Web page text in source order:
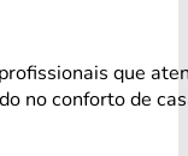
que
no conforto de